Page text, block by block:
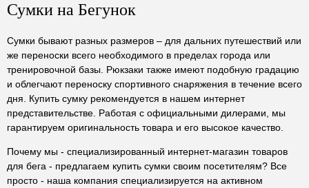
Сумки на Бегунок
Сумки бывают разных размеров – для дальних путешествий или
же переноски всего необходимого в пределах города или
тренировочной базы. Рюкзаки также имеют подобную градацию
и облегчают переноску спортивного снаряжения в течение всего
дня. Купить сумку рекомендуется в нашем интернет
представительстве. Работая с официальными дилерами, мы
гарантируем оригинальность товара и его высокое качество.
Почему мы - специализированный интернет-магазин товаров
для бега - предлагаем купить сумки своим посетителям? Все
просто - наша компания специализируется на активном